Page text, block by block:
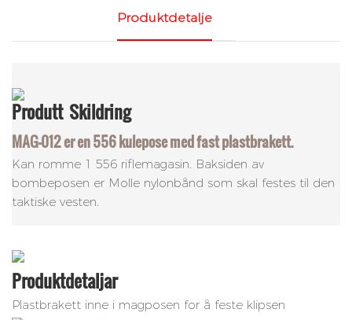
Produktdetalje
Produtt Skildring
MAG-012 er en 556 kulepose med fast plastbrakett.
Kan romme 1 556 riflemagasin. Baksiden av
bombeposen er Molle nylonbånd som skal festes til den
taktiske vesten.
Produktdetaljar
Plastbrakett inne i magposen for å feste klipsen